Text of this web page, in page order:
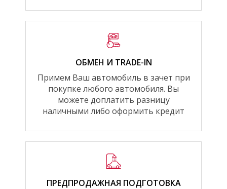
ОБМЕН И TRADE-IN
Примем Ваш автомобиль в зачет при
покупке любого автомобиля. Вы
можете доплатить разницу
наличными либо оформить кредит
ПРЕДПРОДАЖНАЯ ПОДГОТОВКА